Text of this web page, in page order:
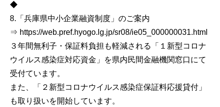
◆
8.「兵庫県中小企業融資制度」のご案内
⇒ https://web.pref.hyogo.lg.jp/sr08/ie05_000000031.html
３年間無利子・保証料負担も軽減される「１新型コロナ
ウイルス感染症対応資金」を県内民間金融機関窓口にて
受付ています。
また、「２新型コロナウイルス感染症保証料応援貸付」
も取り扱いを開始しています。